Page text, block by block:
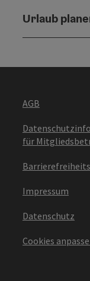
Urlaub
AGB
für
Impressum
Datenschutz
Cookies